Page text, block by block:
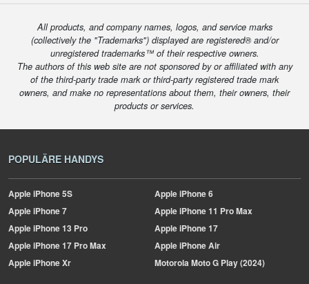
All products, and company names, logos, and service marks
(collectively the "Trademarks") displayed are registered® and/or
unregistered trademarks™ of their respective owners.
The authors of this web site are not sponsored by or affiliated with any
of the third-party trade mark or third-party registered trade mark
owners, and make no representations about them, their owners, their
products or services.
POPULÄRE HANDYS
AppleiPhone 5S AppleiPhone 6
AppleiPhone 7 AppleiPhone 11 Pro Max
AppleiPhone 13 Pro AppleiPhone 17
AppleiPhone 17 Pro Max AppleiPhone Air
AppleiPhone Xr MotorolaMoto G Play (2024)